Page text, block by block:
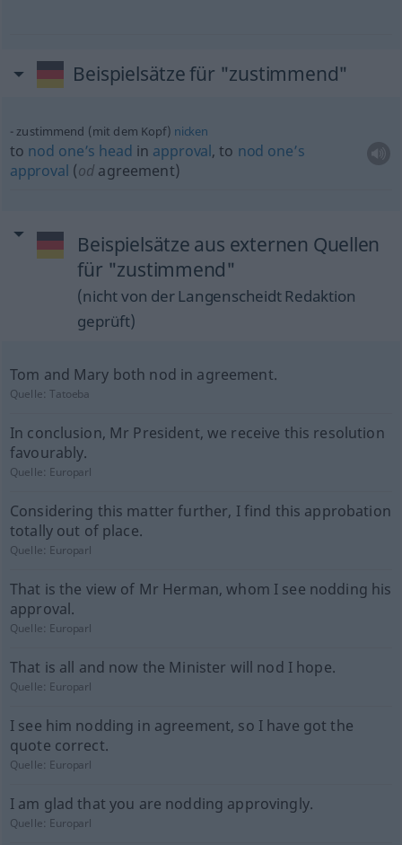
Beispielsätze für "zustimmend"
zustimmend (mit dem Kopf) nicken
to nod one’s head in approval, to nod one’s
approval (od agreement)
Beispielsätze aus externen Quellen
für "zustimmend"
(nicht von der Langenscheidt Redaktion
geprüft)
Tom and Mary both nod in agreement.
Quelle:Tatoeba
In conclusion, Mr President, we receive this resolution
favourably.
Quelle: Europarl
Considering this matter further, I find this approbation
totally out of place.
Quelle: Europarl
That is the view of Mr Herman, whom I see nodding his
approval.
Quelle: Europarl
That is all and now the Minister will nod I hope.
Quelle: Europarl
I see him nodding in agreement, so I have got the
quote correct.
Quelle: Europarl
I am glad that you are nodding approvingly.
Quelle: Europarl